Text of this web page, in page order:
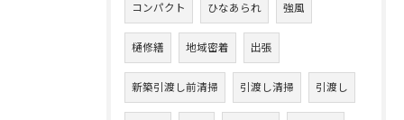
コンパクト ひなあられ 強風
樋修繕 地域密着 出張
新築引渡し前清掃 引渡し清掃 引渡し